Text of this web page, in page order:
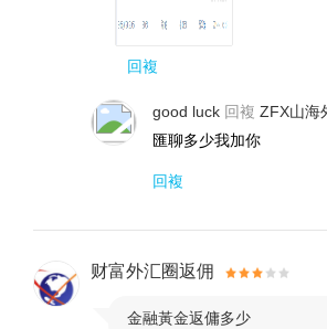
回複
good luck 回複 ZFX山海
匯聊多少我加你
回複
财富外汇圈返佣
金融黃金返傭多少